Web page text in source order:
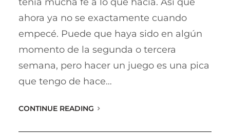
ahora ya no se exactamente cuando
empecé. Puede que haya sido en algún
momento de la segunda o tercera
semana, pero hacer un juego es una pica
que tengo de hace…
CONTINUE READING